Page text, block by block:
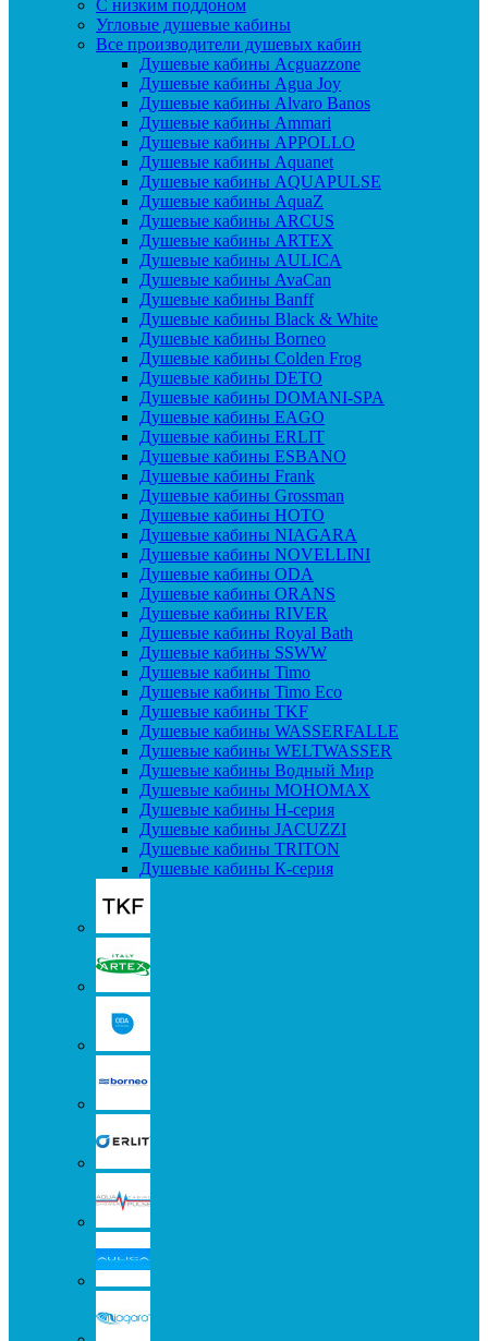
С низким поддоном
Угловые душевые кабины
Все производители душевых кабин
Душевые кабины Acguazzone
Душевые кабины Agua Joy
Душевые кабины Alvaro Banos
Душевые кабины Ammari
Душевые кабины APPOLLO
Душевые кабины Aquanet
Душевые кабины AQUAPULSE
Душевые кабины AquaZ
Душевые кабины ARCUS
Душевые кабины ARTEX
Душевые кабины AULICA
Душевые кабины AvaCan
Душевые кабины Banff
Душевые кабины Black & White
Душевые кабины Borneo
Душевые кабины Colden Frog
Душевые кабины DETO
Душевые кабины DOMANI-SPA
Душевые кабины EAGO
Душевые кабины ERLIT
Душевые кабины ESBANO
Душевые кабины Frank
Душевые кабины Grossman
Душевые кабины HOTO
Душевые кабины NIAGARA
Душевые кабины NOVELLINI
Душевые кабины ODA
Душевые кабины ORANS
Душевые кабины RIVER
Душевые кабины Royal Bath
Душевые кабины SSWW
Душевые кабины Timo
Душевые кабины Timo Eco
Душевые кабины TKF
Душевые кабины WASSERFALLE
Душевые кабины WELTWASSER
Душевые кабины Водный Мир
Душевые кабины МОНОМАХ
Душевые кабины H-серия
Душевые кабины JACUZZI
Душевые кабины TRITON
Душевые кабины К-серия